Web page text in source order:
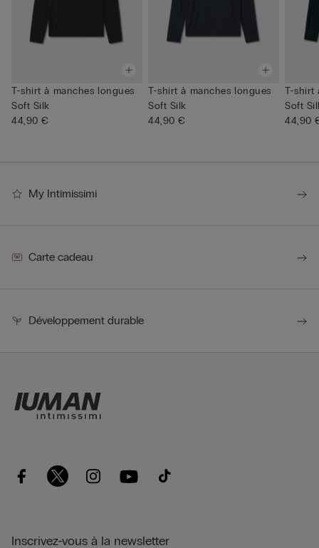
T-shirt à manches longues
Soft Silk
44,90 €
T-shirt à manches longues
Soft Silk
44,90 €
T-shirt
Soft
44,90
My Intimissimi
Carte cadeau
Développement durable
Inscrivez-vous à la newsletter